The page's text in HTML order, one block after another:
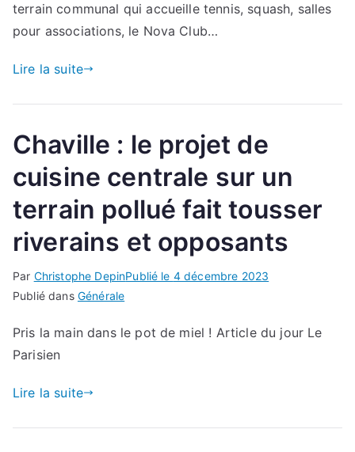
terrain communal qui accueille tennis, squash, salles
pour associations, le Nova Club…
Lire la suite
Chaville : le projet de
cuisine centrale sur un
terrain pollué fait tousser
riverains et opposants
Par Christophe DepinPublié le 4 décembre 2023
Publié dans Générale
Pris la main dans le pot de miel ! Article du jour Le
Parisien
Lire la suite